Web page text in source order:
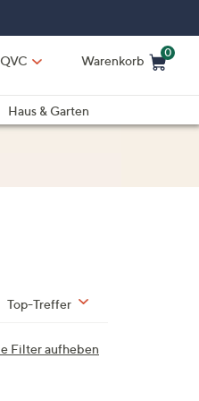
Warenkorb
0
Haus & Garten
Top-Treffer
Filter aufheben